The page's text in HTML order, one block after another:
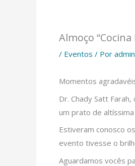
Almoço “Cocina
/ Eventos / Por admin
Momentos
Dr. Chady Satt
um prato de
Estiveram conosco
evento tivesse o
Aguardamos vocês